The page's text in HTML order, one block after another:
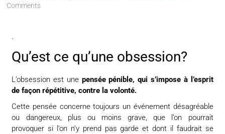
Comments
.
Qu’est ce qu’une obsession?
L’obsession est unepensée pénible, qui s’impose à l’esprit
de façon répétitive, contre la volonté.
Cette pensée concerne toujours un événement désagréable
ou dangereux, plus ou moins grave, que l’on pourrait
provoquer si l’on n’y prend pas garde et dont il faudrait se